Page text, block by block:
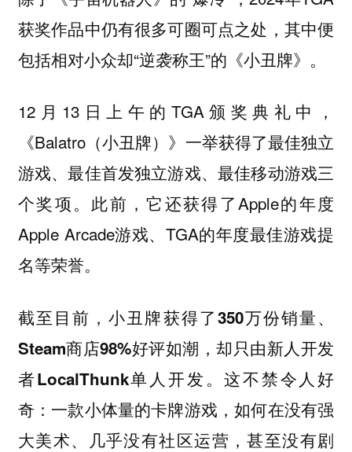
获奖作品中仍有很多可圈可点之处，其中便
包括相对小众却“逆袭称王”的《小丑牌》。
12月13日上午的TGA颁奖典礼中，
《Balatro（小丑牌）》一举获得了最佳独立
游戏、最佳首发独立游戏、最佳移动游戏三
个奖项。此前，它还获得了Apple的年度
Apple Arcade游戏、TGA的年度最佳游戏提
名等荣誉。
截至目前，小丑牌获得了350万份销量、
Steam商店98%好评如潮，却只由新人开发
者LocalThunk单人开发。这不禁令人好
奇：一款小体量的卡牌游戏，如何在没有强
大美术、几乎没有社区运营，甚至没有剧